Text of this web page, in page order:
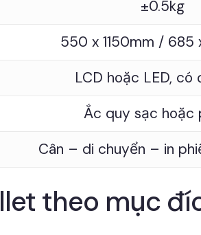
±0.5kg
550 x 1150mm / 685
LCD hoặc LED, có
Ắc quy sạc hoặc
Cân – di chuyển – in
theo mục